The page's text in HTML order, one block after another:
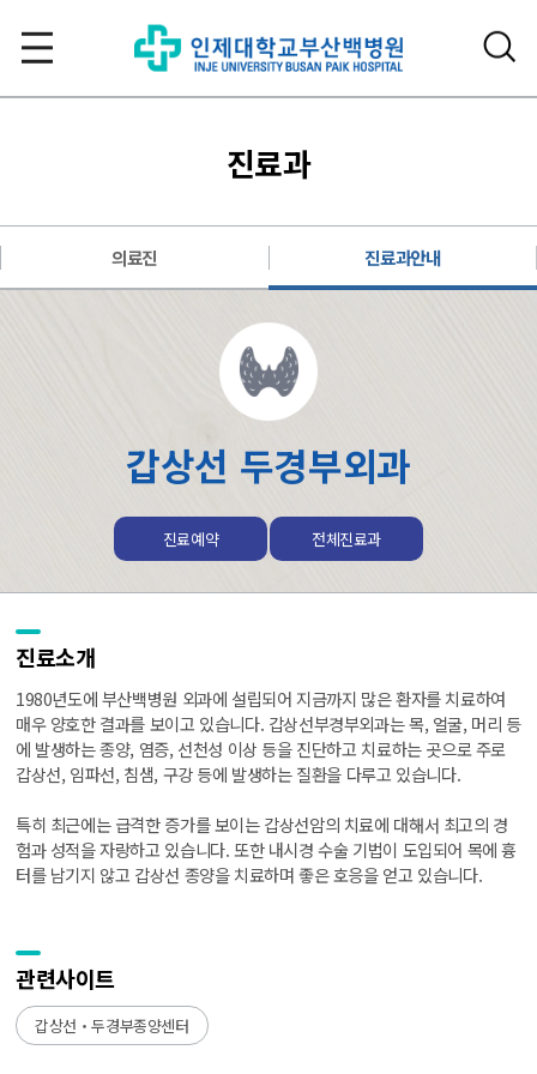
진료과
의료진 진료과안내
갑상선 두경부외과
진료예약 전체진료과
진료소개
1980년도에 부산백병원 외과에 설립되어 지금까지 많은 환자를 치료하여
매우 양호한 결과를 보이고 있습니다. 갑상선부경부외과는 목, 얼굴, 머리 등
에 발생하는 종양, 염증, 선천성 이상 등을 진단하고 치료하는 곳으로 주로
갑상선, 임파선, 침샘, 구강 등에 발생하는 질환을 다루고 있습니다.
특히 최근에는 급격한 증가를 보이는 갑상선암의 치료에 대해서 최고의 경
험과 성적을 자랑하고 있습니다. 또한 내시경 수술 기법이 도입되어 목에 흉
터를 남기지 않고 갑상선 종양을 치료하며 좋은 호응을 얻고 있습니다.
관련사이트
갑상선‧두경부종양센터